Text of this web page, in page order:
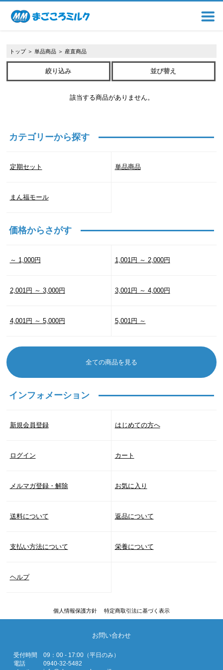
トップ ＞ 単品商品 ＞ 産直商品
絞り込み 並び替え
該当する商品がありません。
カテゴリーから探す
定期セット 単品商品
まん福モール
価格からさがす
～ 1,000円 1,001円 ～ 2,000円
2,001円 ～ 3,000円 3,001円 ～ 4,000円
4,001円 ～ 5,000円 5,001円 ～
全ての商品を見る
インフォメーション
新規会員登録 はじめての方へ
ログイン カート
メルマガ登録・解除 お気に入り
送料について 返品について
支払い方法について 栄養について
ヘルプ
個人情報保護方針 特定商取引法に基づく表示
お問い合わせ
受付時間
09：00 - 17:00（平日のみ）
電話
0940-32-5482